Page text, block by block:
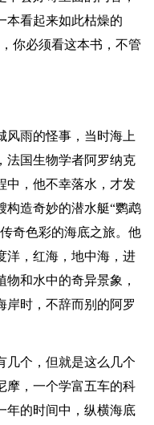
本看起来如此枯燥的
你必须看这本书，不管
风雨的怪事，当时海上
法国生物学者阿罗纳克
中，他不幸落水，才发
构造奇妙的潜水艇“鹦鹉
奇色彩的海底之旅。他
洋，红海，地中海，进
和水中的奇异景象，
岸时，不辞而别的阿罗
几个，但就是这么几个
摩，一个学富五车的科
年的时间中，纵横海底